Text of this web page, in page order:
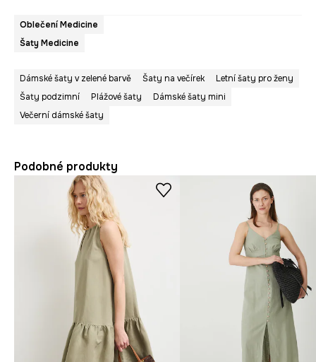
Oblečení Medicine
Šaty Medicine
Dámské šaty v zelené barvě Šaty na večírek
Letní šaty pro ženy
Šaty podzimní
Plážové šaty
Dámské šaty mini
Večerní dámské šaty
Podobné produkty